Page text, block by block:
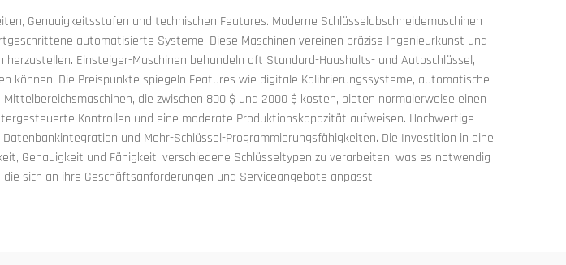
Genauigkeitsstufen und technischen Features. Moderne Schlüsselabschneidemaschinen
automatisierte Systeme. Diese Maschinen vereinen präzise Ingenieurkunst und
Einsteiger-Maschinen behandeln oft Standard-Haushalts- und Autoschlüssel,
können. Die Preispunkte spiegeln Features wie digitale Kalibrierungssysteme, automatische
die zwischen 800 $ und 2000 $ kosten, bieten normalerweise einen
Kontrollen und eine moderate Produktionskapazität aufweisen. Hochwertige
und Mehr-Schlüssel-Programmierungsfähigkeiten. Die Investition in eine
Genauigkeit und Fähigkeit, verschiedene Schlüsseltypen zu verarbeiten, was es notwendig
sich an ihre Geschäftsanforderungen und Serviceangebote anpasst.